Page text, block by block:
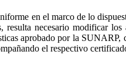
en el marco de lo
resulta necesario modificar
aprobado por la
el respectivo